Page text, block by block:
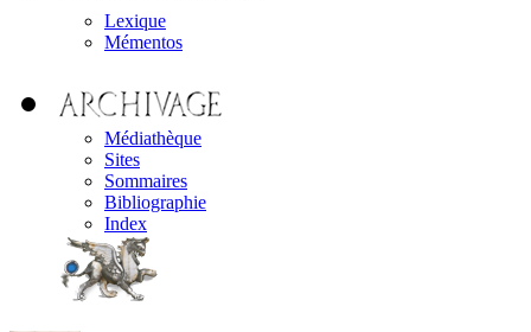
Lexique
Mémentos
Médiathèque
Sites
Sommaires
Bibliographie
Index